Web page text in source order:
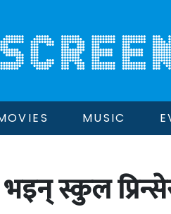
MUSIC
स्कुल